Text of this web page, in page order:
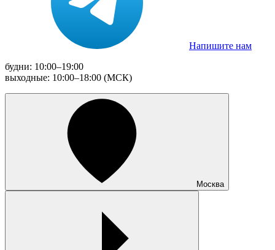
Напишите нам
будни: 10:00–19:00
выходные: 10:00–18:00 (МСК)
Москва